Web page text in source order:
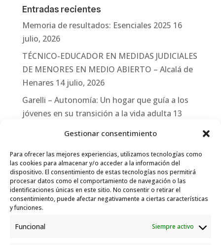
Gestionar consentimiento
Para ofrecer las mejores experiencias, utilizamos tecnologías como
las cookies para almacenar y/o acceder a la información del
dispositivo. El consentimiento de estas tecnologías nos permitirá
procesar datos como el comportamiento de navegación o las
identificaciones únicas en este sitio. No consentir o retirar el
consentimiento, puede afectar negativamente a ciertas características
y funciones.
Funcional Siempre activo
Entradas recientes
Memoria de resultados: Esenciales 2025 16
julio, 2026
TÉCNICO-EDUCADOR EN MEDIDAS JUDICIALES
DE MENORES EN MEDIO ABIERTO – Alcalá de
Henares 14 julio, 2026
Garelli – Autonomía: Un hogar que guía a los
jóvenes en su transición a la vida adulta 13
Garelli-Refugio: Acciones de empleo en el
marco del Sistema de Acogida de Protección
Internacional 10 julio, 2026